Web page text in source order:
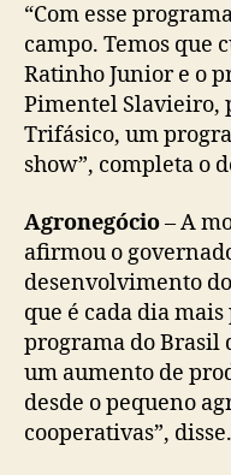
“Com esse
campo. Temos que
Ratinho Junior e o
Pimentel Slavieiro,
Trifásico, um
show”, completa o
Agronegócio– A
afirmou o
desenvolvimento
que é cada dia
programa do Brasil
um aumento de
desde o pequeno
cooperativas”, disse.